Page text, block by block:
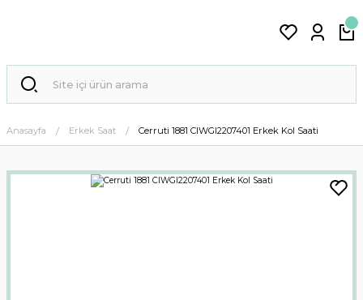
Anasayfa Erkek Saat Cerruti 1881 CIWGI2207401 Erkek Kol Saati